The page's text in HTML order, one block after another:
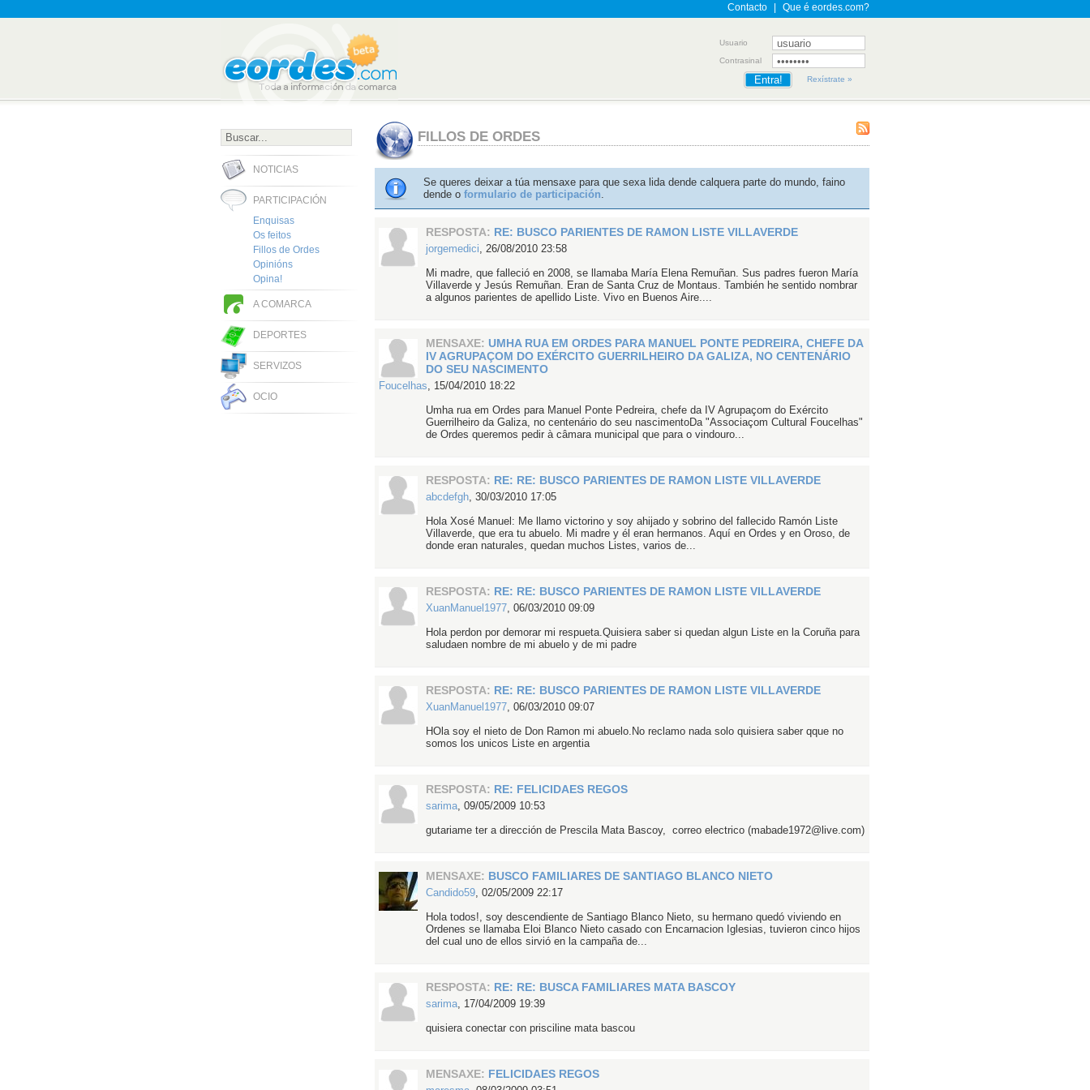
Contacto Que é eordes.com?
Usuario
Contrasinal
Rexístrate »
NOTICIAS
PARTICIPACIÓN
Enquisas
Os feitos
Fillos de Ordes
Opinións
Opina!
A COMARCA
DEPORTES
SERVIZOS
OCIO
FILLOS DE ORDES
Se queres deixar a túa mensaxe para que sexa lida dende calquera parte do mundo, faino
dende o formulario de participación.
RESPOSTA: RE: BUSCO PARIENTES DE RAMON LISTE VILLAVERDE
jorgemedici, 26/08/2010 23:58
Mi madre, que falleció en 2008, se llamaba María Elena Remuñan. Sus padres fueron María
Villaverde y Jesús Remuñan. Eran de Santa Cruz de Montaus. También he sentido nombrar
a algunos parientes de apellido Liste. Vivo en Buenos Aire....
MENSAXE: UMHA RUA EM ORDES PARA MANUEL PONTE PEDREIRA, CHEFE DA
IV AGRUPAÇOM DO EXÉRCITO GUERRILHEIRO DA GALIZA, NO CENTENÁRIO
DO SEU NASCIMENTO
Foucelhas, 15/04/2010 18:22
Umha rua em Ordes para Manuel Ponte Pedreira, chefe da IV Agrupaçom do Exército
Guerrilheiro da Galiza, no centenário do seu nascimentoDa "Associaçom Cultural Foucelhas"
de Ordes queremos pedir à câmara municipal que para o vindouro...
RESPOSTA: RE: RE: BUSCO PARIENTES DE RAMON LISTE VILLAVERDE
abcdefgh, 30/03/2010 17:05
Hola Xosé Manuel: Me llamo victorino y soy ahijado y sobrino del fallecido Ramón Liste
Villaverde, que era tu abuelo. Mi madre y él eran hermanos. Aquí en Ordes y en Oroso, de
donde eran naturales, quedan muchos Listes, varios de...
RESPOSTA: RE: RE: BUSCO PARIENTES DE RAMON LISTE VILLAVERDE
XuanManuel1977, 06/03/2010 09:09
Hola perdon por demorar mi respueta.Quisiera saber si quedan algun Liste en la Coruña para
saludaen nombre de mi abuelo y de mi padre
RESPOSTA: RE: RE: BUSCO PARIENTES DE RAMON LISTE VILLAVERDE
XuanManuel1977, 06/03/2010 09:07
HOla soy el nieto de Don Ramon mi abuelo.No reclamo nada solo quisiera saber qque no
somos los unicos Liste en argentia
RESPOSTA: RE: FELICIDAES REGOS
sarima, 09/05/2009 10:53
gutariame ter a dirección de Prescila Mata Bascoy, correo electrico (mabade1972@live.com)
MENSAXE: BUSCO FAMILIARES DE SANTIAGO BLANCO NIETO
Candido59, 02/05/2009 22:17
Hola todos!, soy descendiente de Santiago Blanco Nieto, su hermano quedó viviendo en
Ordenes se llamaba Eloi Blanco Nieto casado con Encarnacion Iglesias, tuvieron cinco hijos
del cual uno de ellos sirvió en la campaña de...
RESPOSTA: RE: RE: BUSCA FAMILIARES MATA BASCOY
sarima, 17/04/2009 19:39
quisiera conectar con prisciline mata bascou
MENSAXE: FELICIDAES REGOS